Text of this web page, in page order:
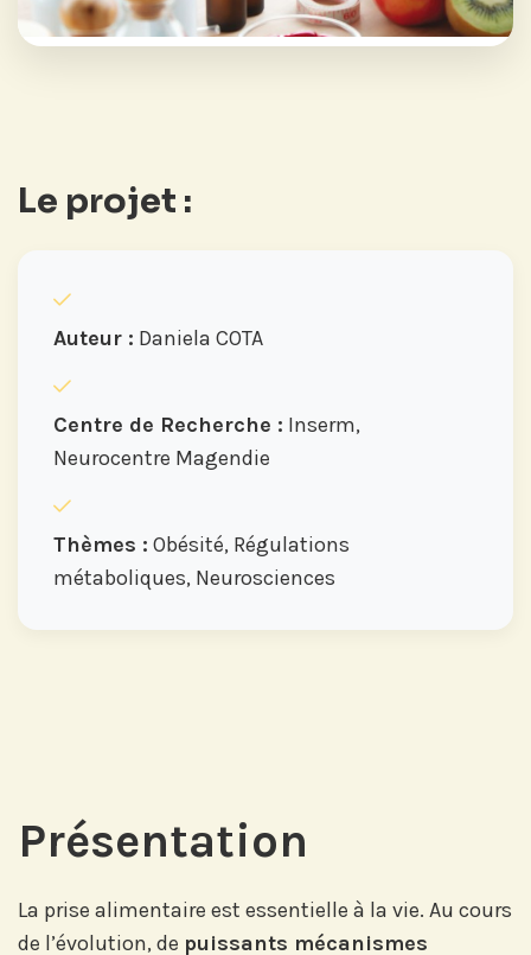
Le projet :
Auteur : Daniela COTA
Centre de Recherche : Inserm,
Neurocentre Magendie
Thèmes : Obésité, Régulations
métaboliques, Neurosciences
Présentation
La prise alimentaire est essentielle à la vie. Au cours
de l’évolution, de puissants mécanismes